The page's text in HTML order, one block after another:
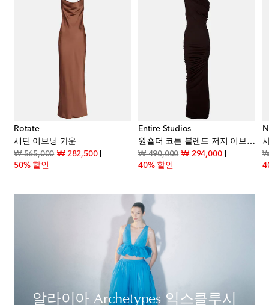
Rotate
새틴 이브닝 가운
₩ 565,000original price
₩ 282,500discount price
50% 할인
Entire Studios
원숄더 코튼 블렌드 저지 이브닝 가운
₩ 490,000original price
₩ 294,000discount
40% 할인
₩
price
알라이아 Archetypes 익스클루시